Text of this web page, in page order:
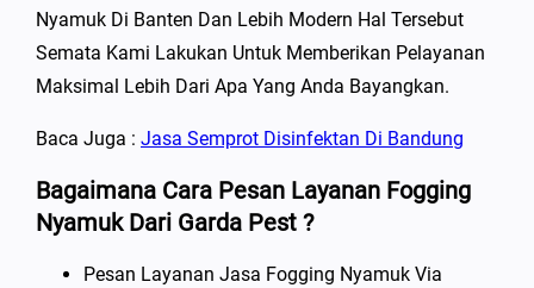
Nyamuk Di Banten Dan Lebih Modern Hal Tersebut
Semata Kami Lakukan Untuk Memberikan Pelayanan
Maksimal Lebih Dari Apa Yang Anda Bayangkan.
Baca Juga : Jasa Semprot Disinfektan Di Bandung
Bagaimana Cara Pesan Layanan Fogging
Nyamuk Dari Garda Pest ?
Pesan Layanan Jasa Fogging Nyamuk Via